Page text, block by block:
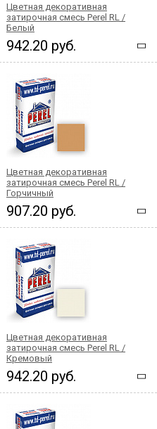
Цветная декоративная
затирочная смесь Perel RL /
Белый
942.20 руб.
Цветная декоративная
затирочная смесь Perel RL /
Горчичный
907.20 руб.
Цветная декоративная
затирочная смесь Perel RL /
Кремовый
942.20 руб.